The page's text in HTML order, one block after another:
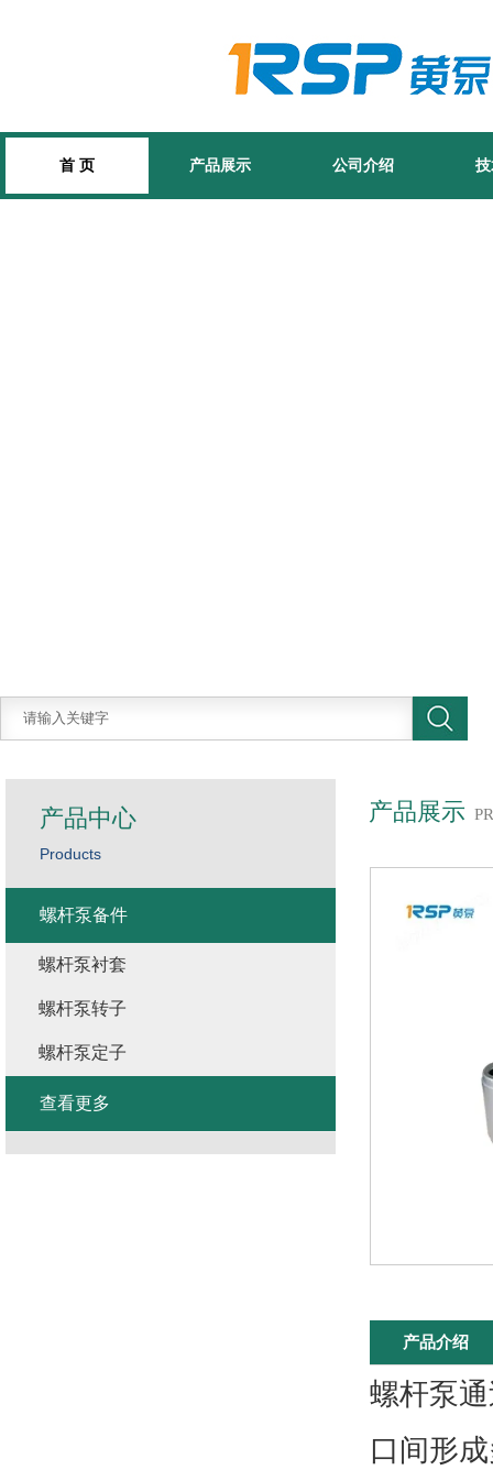
首 页 产品展示 公司介绍
产品展示
产品介绍
螺杆泵
口间形
产品中心
Products
螺杆泵备件
螺杆泵衬套
螺杆泵转子
螺杆泵定子
查看更多